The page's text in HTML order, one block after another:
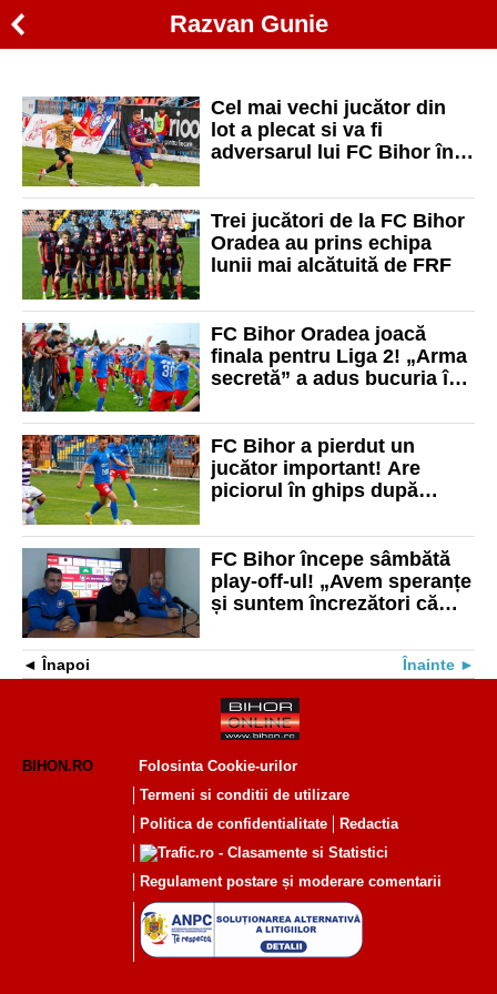
Razvan Gunie
Cel mai vechi jucător din
lot a plecat si va fi
adversarul lui FC Bihor în
Trei jucători de la FC Bihor
Oradea au prins echipa
lunii mai alcătuită de FRF
FC Bihor Oradea joacă
finala pentru Liga 2! „Arma
secretă” a adus bucuria în
FC Bihor a pierdut un
jucător important! Are
piciorul în ghips după
FC Bihor începe sâmbătă
play-off-ul! „Avem speranțe
și suntem încrezători că
Înapoi Înainte
BIHON.RO
Folosinta Cookie-urilor
Termeni si conditii de utilizare
Politica de confidentialitate
Redactia
Regulament postare și moderare comentarii